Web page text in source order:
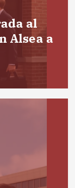
al
Alsea a